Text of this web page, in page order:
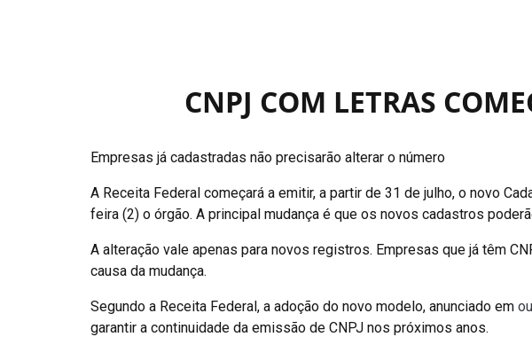
CNPJ COM LETRAS
Empresas já cadastradas não precisarão alterar o número
A Receita Federal começará a emitir, a partir de 31 de julho, o novo
feira (2) o órgão. A principal mudança é que os novos cadastros
A alteração vale apenas para novos registros. Empresas que já têm
causa da mudança.
Segundo a Receita Federal, a adoção do novo modelo, anunciado em
garantir a continuidade da emissão de CNPJ nos próximos anos.